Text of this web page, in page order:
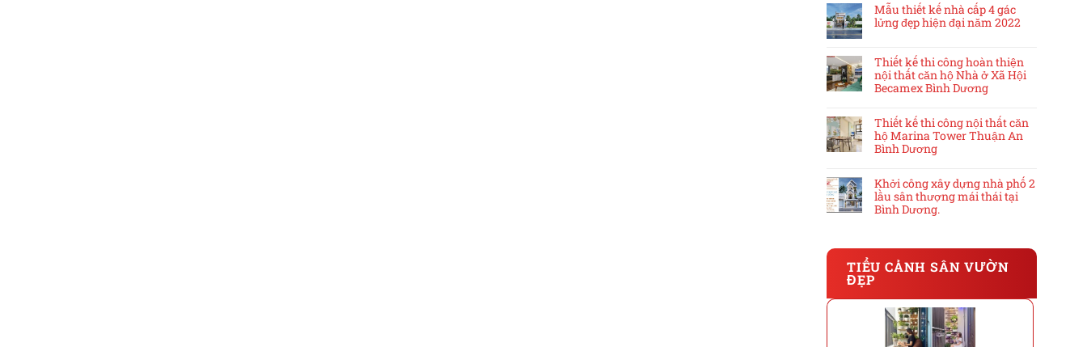
Mẫu thiết kế nhà cấp 4 gác
lửng đẹp hiện đại năm 2022
Thiết kế thi công hoàn thiện
nội thất căn hộ Nhà ở Xã Hội
Becamex Bình Dương
Thiết kế thi công nội thất căn
hộ Marina Tower Thuận An
Bình Dương
Khởi công xây dựng nhà phố 2
lầu sân thượng mái thái tại
Bình Dương.
TIỂU CẢNH SÂN VƯỜN
ĐẸP